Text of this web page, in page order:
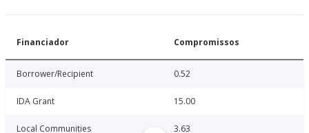
Financiador Compromissos
Borrower/Recipient 0.52
IDA Grant 15.00
Local Communities 3.63